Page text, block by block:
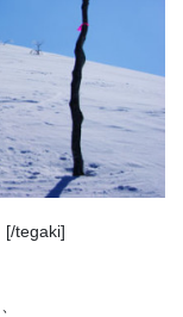
[/tegaki]